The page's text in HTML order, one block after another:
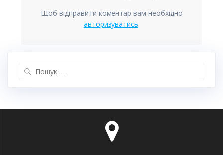
Щоб відправити коментар вам необхідно
авторизуватись.